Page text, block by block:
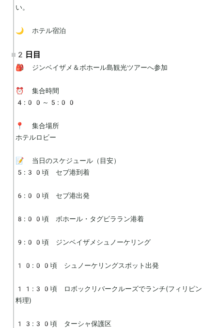
い。
🌙 ホテル宿泊
2日目
🎒 ジンベイザメ＆ボホール島観光ツアーへ参加
⏰ 集合時間
4:00～5:00
📍 集合場所
ホテルロビー
📝 当日のスケジュール（目安）
5:30頃　セブ港到着
6:00頃　セブ港出発
8:00頃　ボホール・タグビララン港着
9:00頃　ジンベイザメシュノーケリング
10:00頃　シュノーケリングスポット出発
11:30頃　ロボックリバークルーズでランチ(フィリピン
料理)
13:30頃　ターシャ保護区